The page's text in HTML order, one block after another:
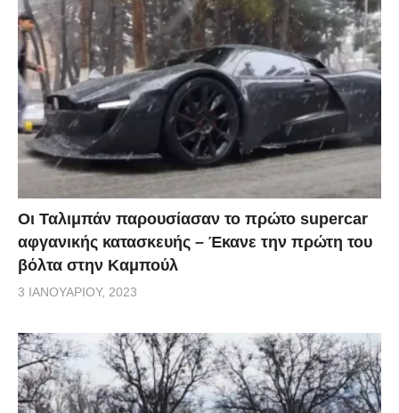
Οι Ταλιμπάν παρουσίασαν το πρώτο supercar
αφγανικής κατασκευής – Έκανε την πρώτη του
βόλτα στην Καμπούλ
3 ΙΑΝΟΥΑΡΊΟΥ, 2023